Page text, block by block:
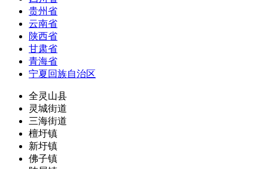
贵州省
云南省
陕西省
甘肃省
青海省
宁夏回族自治区
全灵山县
灵城街道
三海街道
檀圩镇
新圩镇
佛子镇